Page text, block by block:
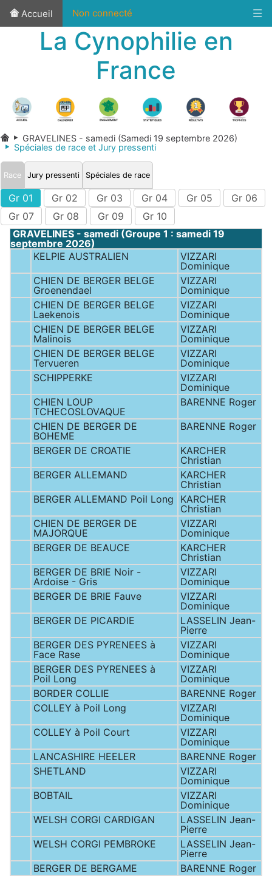
Accueil Non connecté
La Cynophilie en
France
GRAVELINES - samedi (Samedi 19 septembre 2026)
Spéciales de race et Jury pressenti
Race Jury pressenti Spéciales de race
Gr 01 Gr 02 Gr 03 Gr 04 Gr 05
Gr 06
Gr 07
Gr 08 Gr 09
Gr 10
GRAVELINES - samedi (Groupe 1 : samedi 19
septembre 2026)
KELPIE AUSTRALIEN
VIZZARI
Dominique
CHIEN DE BERGER BELGE
Groenendael
VIZZARI
Dominique
CHIEN DE BERGER BELGE
Laekenois
VIZZARI
Dominique
CHIEN DE BERGER BELGE
Malinois
VIZZARI
Dominique
CHIEN DE BERGER BELGE
Tervueren
VIZZARI
Dominique
SCHIPPERKE
VIZZARI
Dominique
CHIEN LOUP
TCHECOSLOVAQUE
BARENNE Roger
CHIEN DE BERGER DE
BOHEME
BARENNE Roger
BERGER DE CROATIE
KARCHER
Christian
BERGER ALLEMAND
KARCHER
Christian
BERGER ALLEMAND Poil Long
KARCHER
Christian
CHIEN DE BERGER DE
MAJORQUE
VIZZARI
Dominique
BERGER DE BEAUCE
KARCHER
Christian
BERGER DE BRIE Noir -
Ardoise - Gris
VIZZARI
Dominique
BERGER DE BRIE Fauve
VIZZARI
Dominique
BERGER DE PICARDIE
LASSELIN Jean-
Pierre
BERGER DES PYRENEES à
Face Rase
VIZZARI
Dominique
BERGER DES PYRENEES à
Poil Long
VIZZARI
Dominique
BORDER COLLIE
BARENNE Roger
COLLEY à Poil Long
VIZZARI
Dominique
COLLEY à Poil Court
VIZZARI
Dominique
LANCASHIRE HEELER
BARENNE Roger
SHETLAND
VIZZARI
Dominique
BOBTAIL
VIZZARI
Dominique
WELSH CORGI CARDIGAN
LASSELIN Jean-
Pierre
WELSH CORGI PEMBROKE
LASSELIN Jean-
Pierre
BERGER DE BERGAME
BARENNE Roger